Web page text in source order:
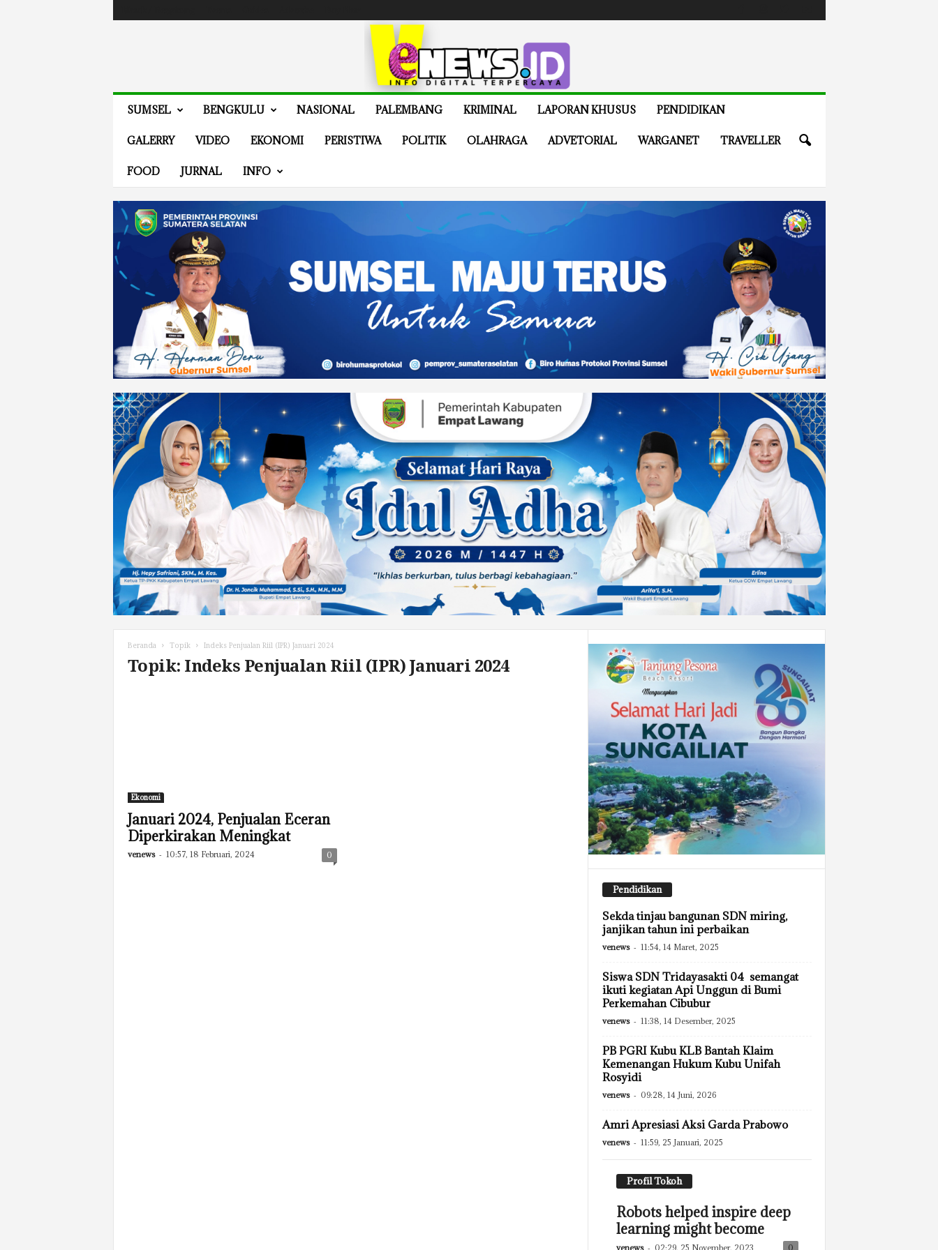
SUMSEL BENGKULU NASIONAL PALEMBANG KRIMINAL LAPORAN KHUSUS PENDIDIKAN
GALERRY VIDEO EKONOMI PERISTIWA POLITIK OLAHRAGA ADVETORIAL WARGANET TRAVELLER
FOOD JURNAL INFO
Beranda Topik Indeks Penjualan Riil (IPR) Januari 2024
Topik: Indeks Penjualan Riil (IPR) Januari 2024
Ekonomi
Januari 2024, Penjualan Eceran
Diperkirakan Meningkat
venews - 10:57, 18 Februari, 2024 0
Pendidikan
Sekda tinjau bangunan SDN miring,
janjikan tahun ini perbaikan
venews - 11:54, 14 Maret, 2025
Siswa SDN Tridayasakti 04 semangat
ikuti kegiatan Api Unggun di Bumi
Perkemahan Cibubur
venews - 11:38, 14 Desember, 2025
PB PGRI Kubu KLB Bantah Klaim
Kemenangan Hukum Kubu Unifah
Rosyidi
venews - 09:28, 14 Juni, 2026
Amri Apresiasi Aksi Garda Prabowo
venews - 11:59, 25 Januari, 2025
Profil Tokoh
Robots helped inspire deep
learning might become
venews - 02:29, 25 November, 2023 0